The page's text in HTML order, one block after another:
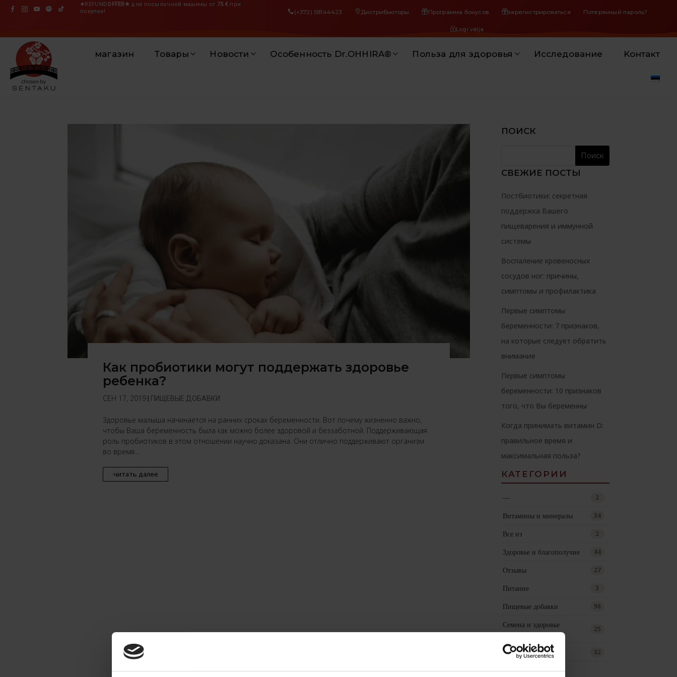
🟊REFUNDOFFER🟊 для посылочной машины от 75 € при
покупке!
(+372) 58144423 Дистрибьюторы Программа бонусов зарегистрироваться Потерянный пароль?
Logi välja
магазин Товары Новости Особенность Dr.OHHIRA® Польза для здоровья Исследование Koнтакт
Как пробиотики могут поддержать здоровье
ребенка?
СЕН 17, 2019 | ПИЩЕВЫЕ ДОБАВКИ
Здоровье малыша начинается на ранних сроках беременности. Вот почему жизненно важно,
чтобы Ваша беременность была как можно более здоровой и беззаботной. Поддерживающая
роль пробиотиков в этом отношении научно доказана. Они отлично поддерживают организм
во время...
читать далее
ПОИСК
СВЕЖИЕ ПОСТЫ
Постбиотики: секретная
поддержка Вашего
пищеварения и иммунной
системы
Воспаление кровеносных
сосудов ног: причины,
симптомы и профилактика
Первые симптомы
беременности: 7 признаков,
на которые следует обратить
внимание
Первые симптомы
беременности: 10 признаков
того, что Вы беременны
Когда принимать витамин D:
правильное время и
максимальная польза?
КАТЕГОРИИ
— 2
Витамины и минералы 34
Все из 2
Здоровье и благополучие 44
Отзывы 27
Питание 3
Пищевые добавки 96
Семена и здоровье
кишечника
25
уход за кожей 32
АРХИВ